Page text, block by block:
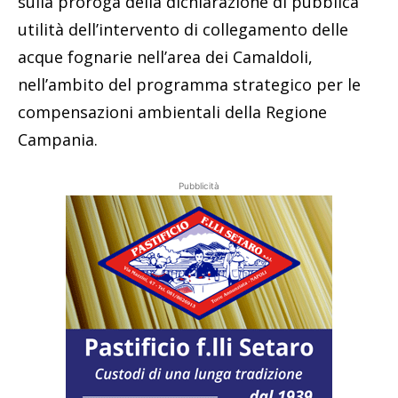
utilità dell’intervento di collegamento delle
acque fognarie nell’area dei Camaldoli,
nell’ambito del programma strategico per le
compensazioni ambientali della Regione
Campania.
Pubblicità